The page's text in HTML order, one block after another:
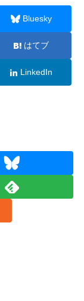
Bluesky
はてブ
LinkedIn